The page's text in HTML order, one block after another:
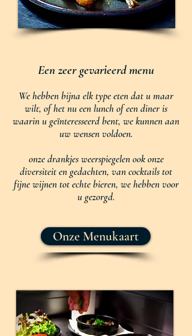
Een zeer gevarieerd menu
We hebben bijna elk type eten dat u maar
wilt, of het nu een lunch of een diner is
waarin u geïnteresseerd bent, we kunnen aan
uw wensen voldoen.
onze drankjes weerspiegelen ook onze
diversiteit en gedachten, van cocktails tot
fijne wijnen tot echte bieren, we hebben voor
u gezorgd.
Onze Menukaart